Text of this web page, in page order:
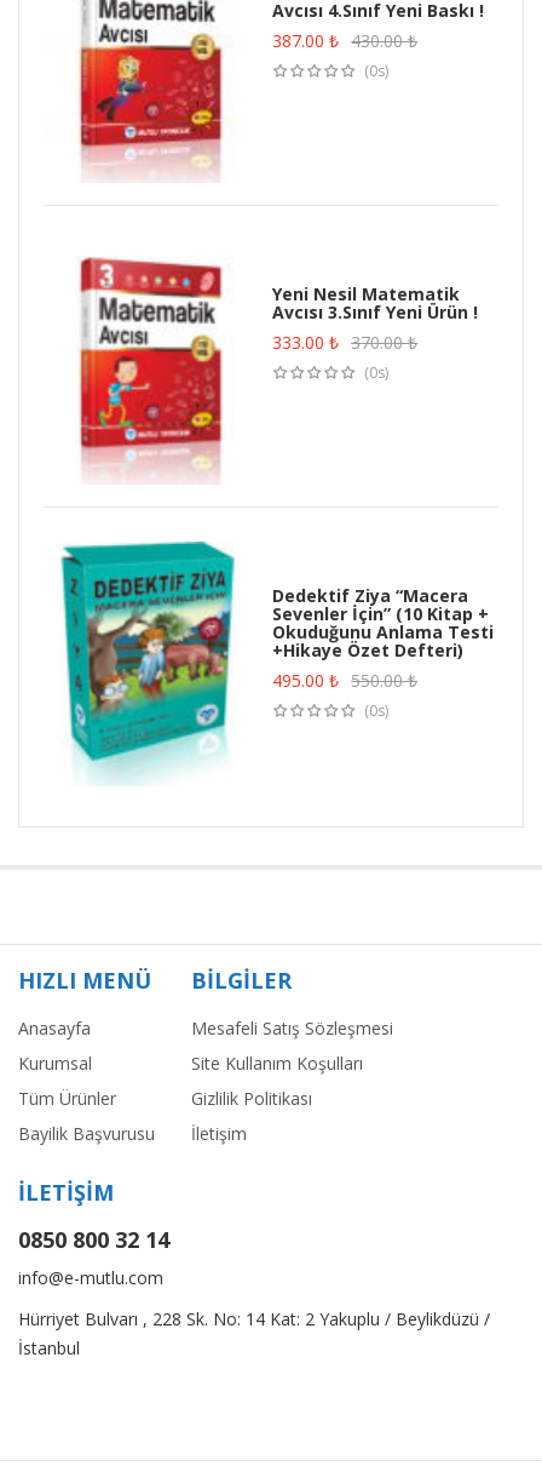
Avcısı 4.Sınıf Yeni Baskı !
387.00₺ 430.00₺
(0s)
Yeni Nesil Matematik
Avcısı 3.Sınıf Yeni Ürün !
333.00₺ 370.00₺
(0s)
Dedektif Ziya “Macera
Sevenler İçin” (10 Kitap +
Okuduğunu Anlama Testi
+Hikaye Özet Defteri)
495.00₺ 550.00₺
(0s)
HIZLI MENÜ
Anasayfa
Kurumsal
Tüm Ürünler
Bayilik Başvurusu
BİLGİLER
Mesafeli Satış Sözleşmesi
Site Kullanım Koşulları
Gizlilik Politikası
İletişim
İLETİŞİM
0850 800 32 14
info@e-mutlu.com
Hürriyet Bulvarı , 228 Sk. No: 14 Kat: 2 Yakuplu / Beylikdüzü /
İstanbul